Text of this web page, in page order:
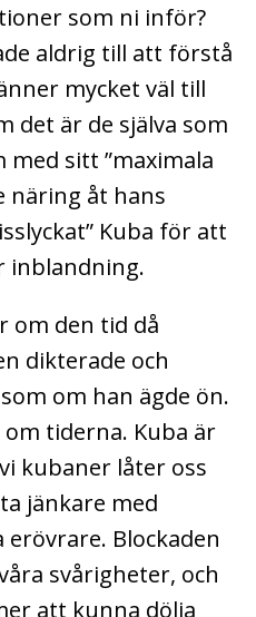
som ni inför?
aldrig till att förstå
mycket väl till
det är de själva som
sitt ”maximala
näring åt hans
Kuba för att
inblandning.
om den tid då
dikterade och
om han ägde ön.
tiderna. Kuba är
kubaner låter oss
jänkare med
Blockaden
svårigheter, och
att kunna dölja